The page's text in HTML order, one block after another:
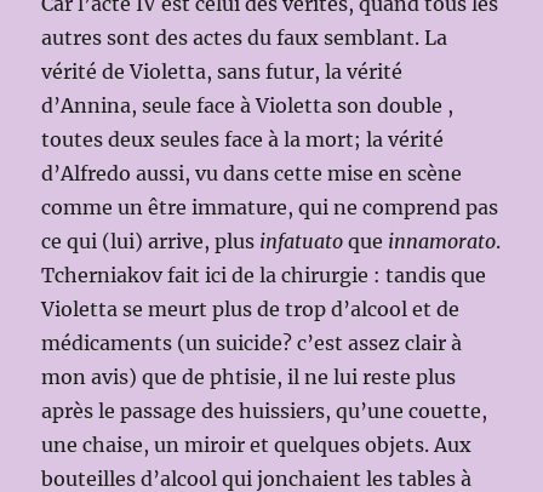
autres sont des actes du faux semblant. La
vérité de Violetta, sans futur, la vérité
d’Annina, seule face à Violetta son double ,
toutes deux seules face à la mort; la vérité
d’Alfredo aussi, vu dans cette mise en scène
comme un être immature, qui ne comprend pas
ce qui (lui) arrive, plus infatuato que innamorato.
Tcherniakov fait ici de la chirurgie : tandis que
Violetta se meurt plus de trop d’alcool et de
médicaments (un suicide? c’est assez clair à
mon avis) que de phtisie, il ne lui reste plus
après le passage des huissiers, qu’une couette,
une chaise, un miroir et quelques objets. Aux
bouteilles d’alcool qui jonchaient les tables à